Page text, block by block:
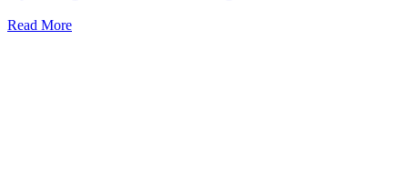
Read More